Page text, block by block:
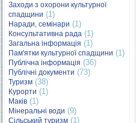
Заходи з охорони культурної
спадщини (1)
Наради, семінари (1)
Консультативна рада (1)
Загальна інформація (1)
Пам'ятки культурної спадщини (1)
Публічна інформація (36)
Публічні документи (73)
Туризм (38)
Курорти (1)
Маків (1)
Мінеральні води (9)
Сільський туризм (1)